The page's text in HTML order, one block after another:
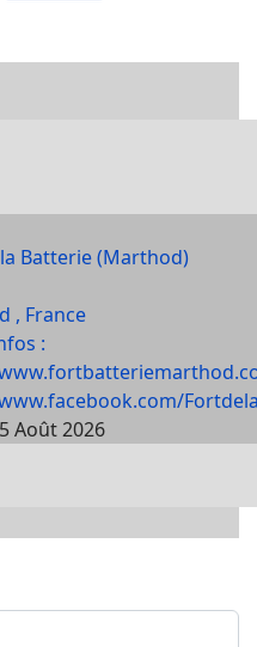
Batterie (Marthod)
, France
:
Août 2026